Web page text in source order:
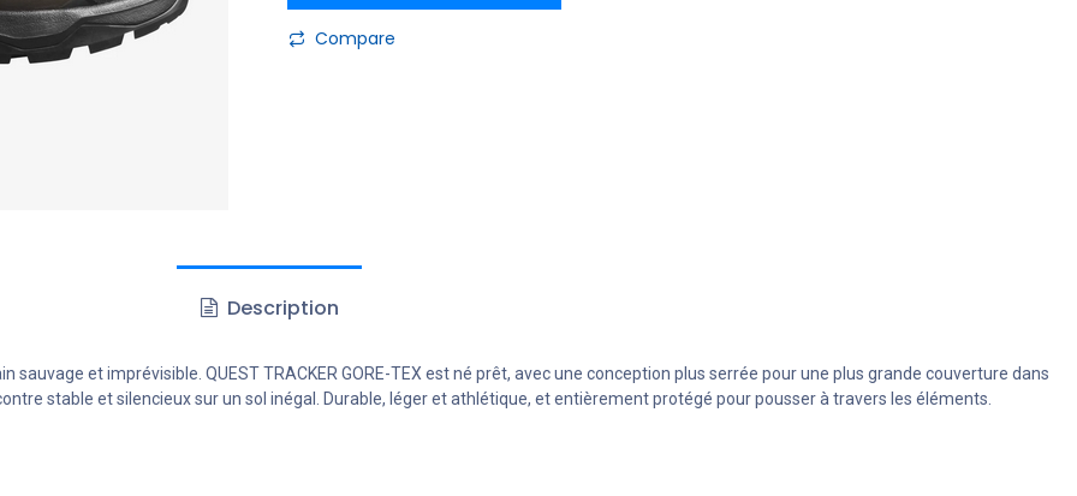
Compare
Description
et imprévisible. QUEST TRACKER GORE-TEX est né prêt, avec une conception plus serrée pour une plus grande couverture dans
stable et silencieux sur un sol inégal. Durable, léger et athlétique, et entièrement protégé pour pousser à travers les éléments.